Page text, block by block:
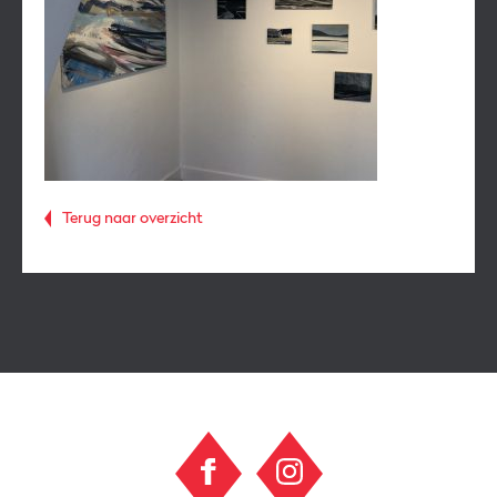
Terug naar overzicht